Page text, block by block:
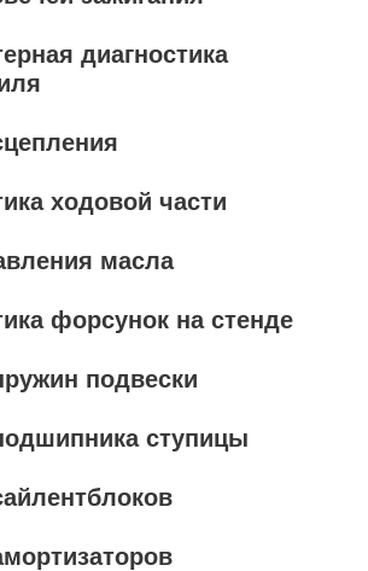
диагностика
ходовой части
масла
форсунок на стенде
подвески
ступицы